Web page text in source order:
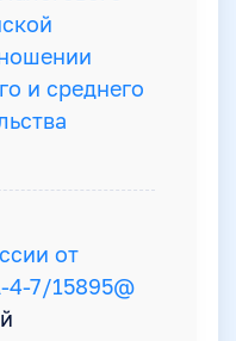
и среднего
от
4-7/15895@